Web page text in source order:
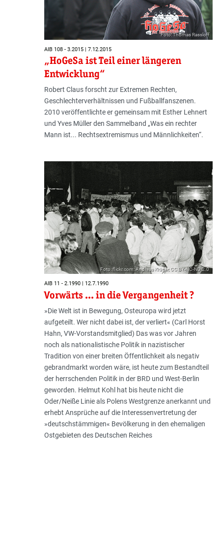
Foto: Thomas Rassloff
AIB 108 - 3.2015 | 7.12.2015
„HoGeSa ist Teil einer längeren
Entwicklung“
Robert Claus forscht zur Extremen Rechten,
Geschlechterverhältnissen und Fußballfanszenen.
2010 veröffentlichte er gemeinsam mit Esther Lehnert
und Yves Müller den Sammelband „Was ein rechter
Mann ist... Rechtsextremismus und Männlichkeiten“.
Foto: flickr.com; Andreas Krüger, CC BY-NC-ND 2.0
AIB 11 - 2.1990 | 12.7.1990
Vorwärts ... in die Vergangenheit ?
»Die Welt ist in Bewegung, Osteuropa wird jetzt
aufgeteilt. Wer nicht dabei ist, der verliert« (Carl Horst
Hahn, VW-Vorstandsmitglied) Das was vor Jahren
noch als nationalistische Politik in nazistischer
Tradition von einer breiten Öffentlichkeit als negativ
gebrandmarkt worden wäre, ist heute zum Bestandteil
der herrschenden Politik in der BRD und West-Berlin
geworden. Helmut Kohl hat bis heute nicht die
Oder/Neiße Linie als Polens Westgrenze anerkannt und
erhebt Ansprüche auf die Interessenvertretung der
»deutschstämmigen« Bevölkerung in den ehemaligen
Ostgebieten des Deutschen Reiches